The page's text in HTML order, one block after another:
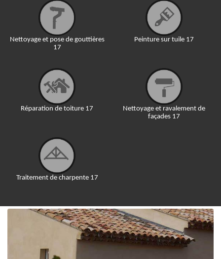
Nettoyage et pose de gouttières
17
Réparation de toiture 17
Traitement de charpente 17
Peinture sur tuile 17
Nettoyage et ravalement de
façades 17